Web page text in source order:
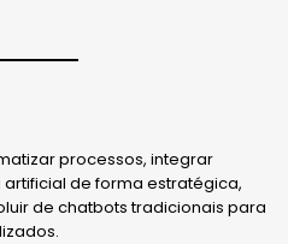
processos, integrar
de forma estratégica,
de chatbots tradicionais para